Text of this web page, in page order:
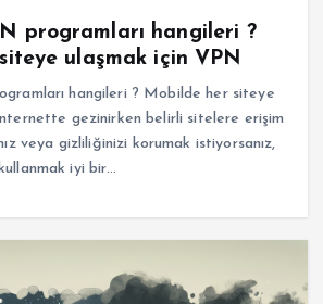
programları hangileri ?
ulaşmak için VPN
hangileri ? Mobilde her siteye
gezinirken belirli sitelere erişim
veya gizliliğinizi korumak istiyorsanız,
iyi bir…